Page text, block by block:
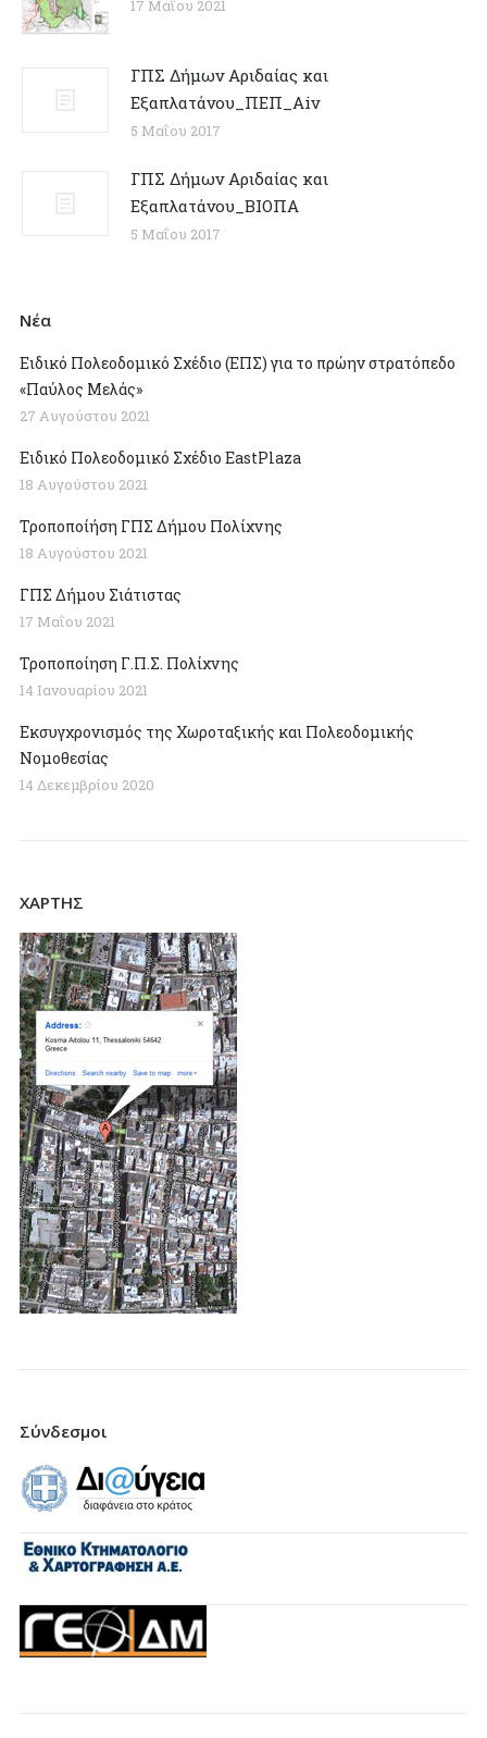
17 Μαΐου 2021
ΓΠΣ Δήμων Αριδαίας και
Εξαπλατάνου_ΠΕΠ_Αiv
5 Μαΐου 2017
ΓΠΣ Δήμων Αριδαίας και
Εξαπλατάνου_ΒΙΟΠΑ
5 Μαΐου 2017
Νέα
Ειδικό Πολεοδομικό Σχέδιο (ΕΠΣ) για το πρώην στρατόπεδο
«Παύλος Μελάς»
27 Αυγούστου 2021
Ειδικό Πολεοδομικό Σχέδιο EastPlaza
18 Αυγούστου 2021
Τροποποίήση ΓΠΣ Δήμου Πολίχνης
18 Αυγούστου 2021
ΓΠΣ Δήμου Σιάτιστας
17 Μαΐου 2021
Τροποποίηση Γ.Π.Σ. Πολίχνης
14 Ιανουαρίου 2021
Εκσυγχρονισμός της Χωροταξικής και Πολεοδομικής
Νομοθεσίας
14 Δεκεμβρίου 2020
ΧΑΡΤΗΣ
Σύνδεσμοι